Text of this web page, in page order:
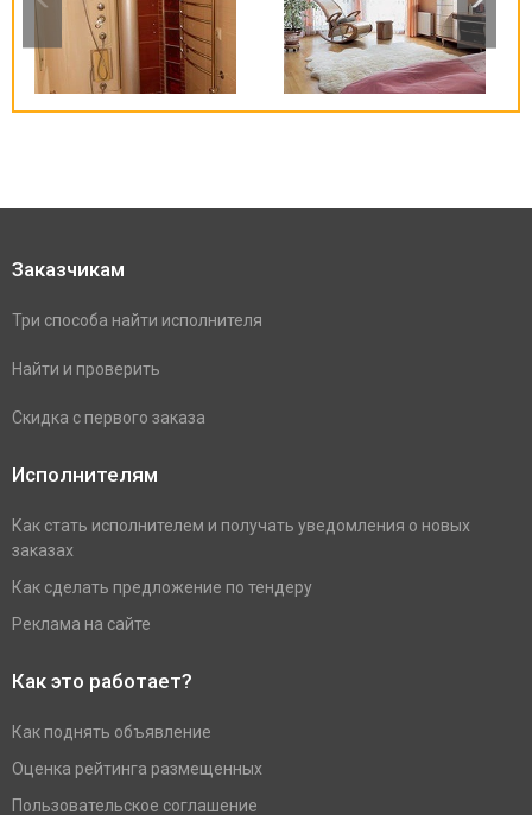
Заказчикам
Три способа найти исполнителя
Найти и проверить
Скидка с первого заказа
Исполнителям
Как стать исполнителем и получать уведомления о новых
заказах
Как сделать предложение по тендеру
Реклама на сайте
Как это работает?
Как поднять объявление
Оценка рейтинга размещенных
Пользовательское соглашение